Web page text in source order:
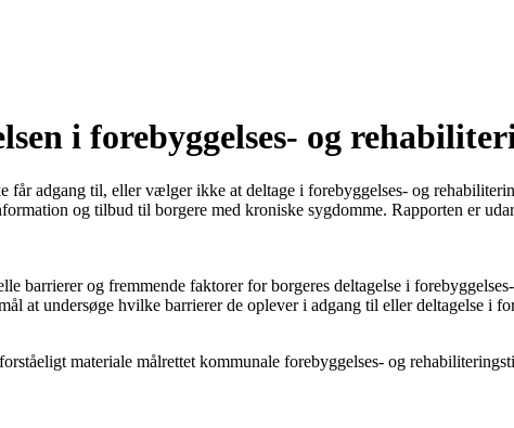
i forebyggelses- og
adgang til, eller vælger ikke at deltage i forebyggelses- og
og tilbud til borgere med kroniske sygdomme. Rapporten er
barrierer og fremmende faktorer for borgeres deltagelse i
at undersøge hvilke barrierer de oplever i adgang til eller deltagelse i
materiale målrettet kommunale forebyggelses- og